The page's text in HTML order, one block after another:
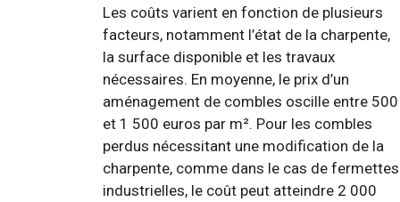
Les coûts varient en fonction de plusieurs
facteurs, notamment l’état de la charpente,
la surface disponible et les travaux
nécessaires. En moyenne, le prix d’un
aménagement de combles oscille entre 500
et 1 500 euros par m². Pour les combles
perdus nécessitant une modification de la
charpente, comme dans le cas de fermettes
industrielles, le coût peut atteindre 2 000